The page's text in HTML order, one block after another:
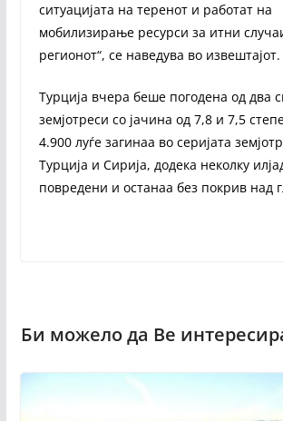
ситуацијата на теренот и работат на
мобилизирање ресурси за итни
регионот“, се наведува во извештајот.
Турција вчера беше погодена од два
земјотреси со јачина од 7,8 и 7,5
4.900 луѓе загинаа во серијата
Турција и Сирија, додека неколку
повредени и останаа без покрив над